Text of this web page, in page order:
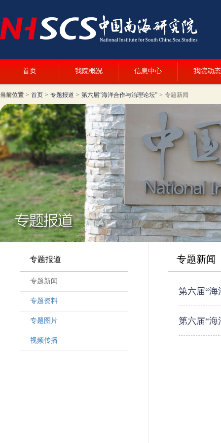
首页 我院概况 信息中心 我院动态
当前位置 > 首页 > 专题报道 > 第六届“海洋合作与治理论坛” > 专题新闻
专题报道
专题新闻
专题资料
专题图片
视频传播
专题新闻
第六届“
第六届“